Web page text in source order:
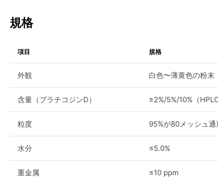
規格
項目 規格
外観 白色〜薄黄色の粉末
含量（プラチコジンD） ≥2%/5%/10%（
粒度 95%が80メッシュ通
水分 ≤5.0%
重金属 ≤10 ppm